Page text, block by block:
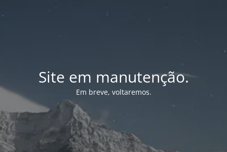
Site em manutenção.
Em breve, voltaremos.